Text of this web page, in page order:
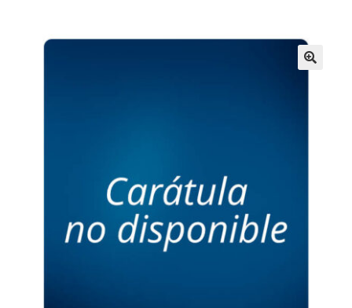
POLÍTICA DE MANEJO DE INFORMACIÓN Y DATOS
PERSONALES DE CORPORACIÓN INTERUNIVERSITARIA DE
SERVICIO